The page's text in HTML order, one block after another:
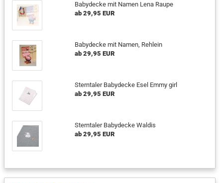
Babydecke mit Namen Lena Raupe
ab 29,95 EUR
Babydecke mit Namen, Rehlein
ab 29,95 EUR
Sterntaler Babydecke Esel Emmy girl
ab 29,95 EUR
Sterntaler Babydecke Waldis
ab 29,95 EUR